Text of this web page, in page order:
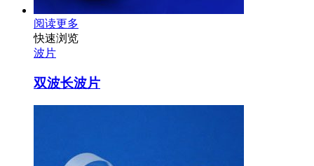
阅读更多
快速浏览
波片
双波长波片